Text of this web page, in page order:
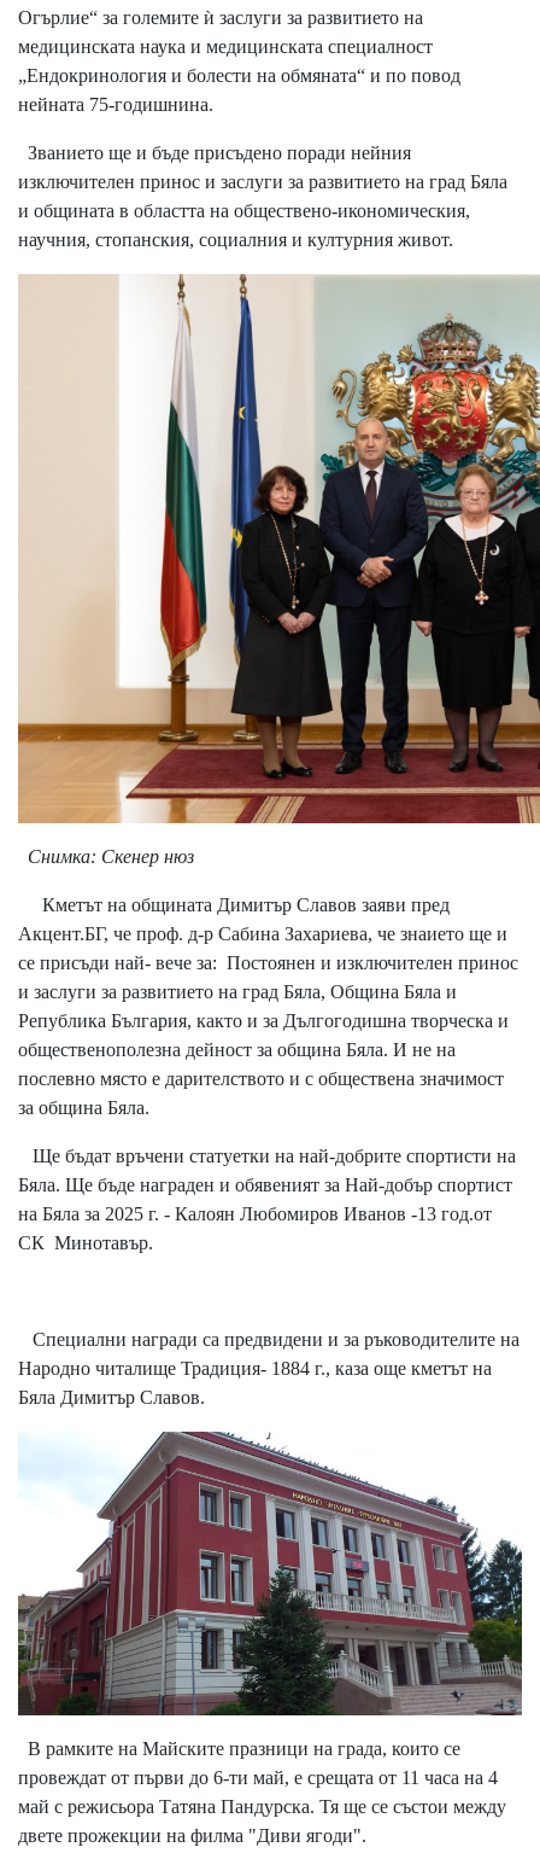
Огърлие“ за големите ѝ заслуги за развитието на
медицинската наука и медицинската специалност
„Ендокринология и болести на обмяната“ и по повод
нейната 75-годишнина.
Званието ще и бъде присъдено поради нейния
изключителен принос и заслуги за развитието на град Бяла
и общината в областта на обществено-икономическия,
научния, стопанския, социалния и културния живот.
Снимка: Скенер нюз
Кметът на общината Димитър Славов заяви пред
Акцент.БГ, че проф. д-р Сабина Захариева, че знаието ще и
се присъди най- вече за: Постоянен и изключителен принос
и заслуги за развитието на град Бяла, Община Бяла и
Република България, както и за Дългогодишна творческа и
общественополезна дейност за община Бяла. И не на
послевно място е дарителството и с обществена значимост
за община Бяла.
Ще бъдат връчени статуетки на най-добрите спортисти на
Бяла. Ще бъде награден и обявеният за Най-добър спортист
на Бяла за 2025 г. - Калоян Любомиров Иванов -13 год.от
СК Минотавър.
Специални награди са предвидени и за ръководителите на
Народно читалище Традиция- 1884 г., каза още кметът на
Бяла Димитър Славов.
В рамките на Майските празници на града, които се
провеждат от първи до 6-ти май, е срещата от 11 часа на 4
май с режисьора Татяна Пандурска. Тя ще се състои между
двете прожекции на филма "Диви ягоди".